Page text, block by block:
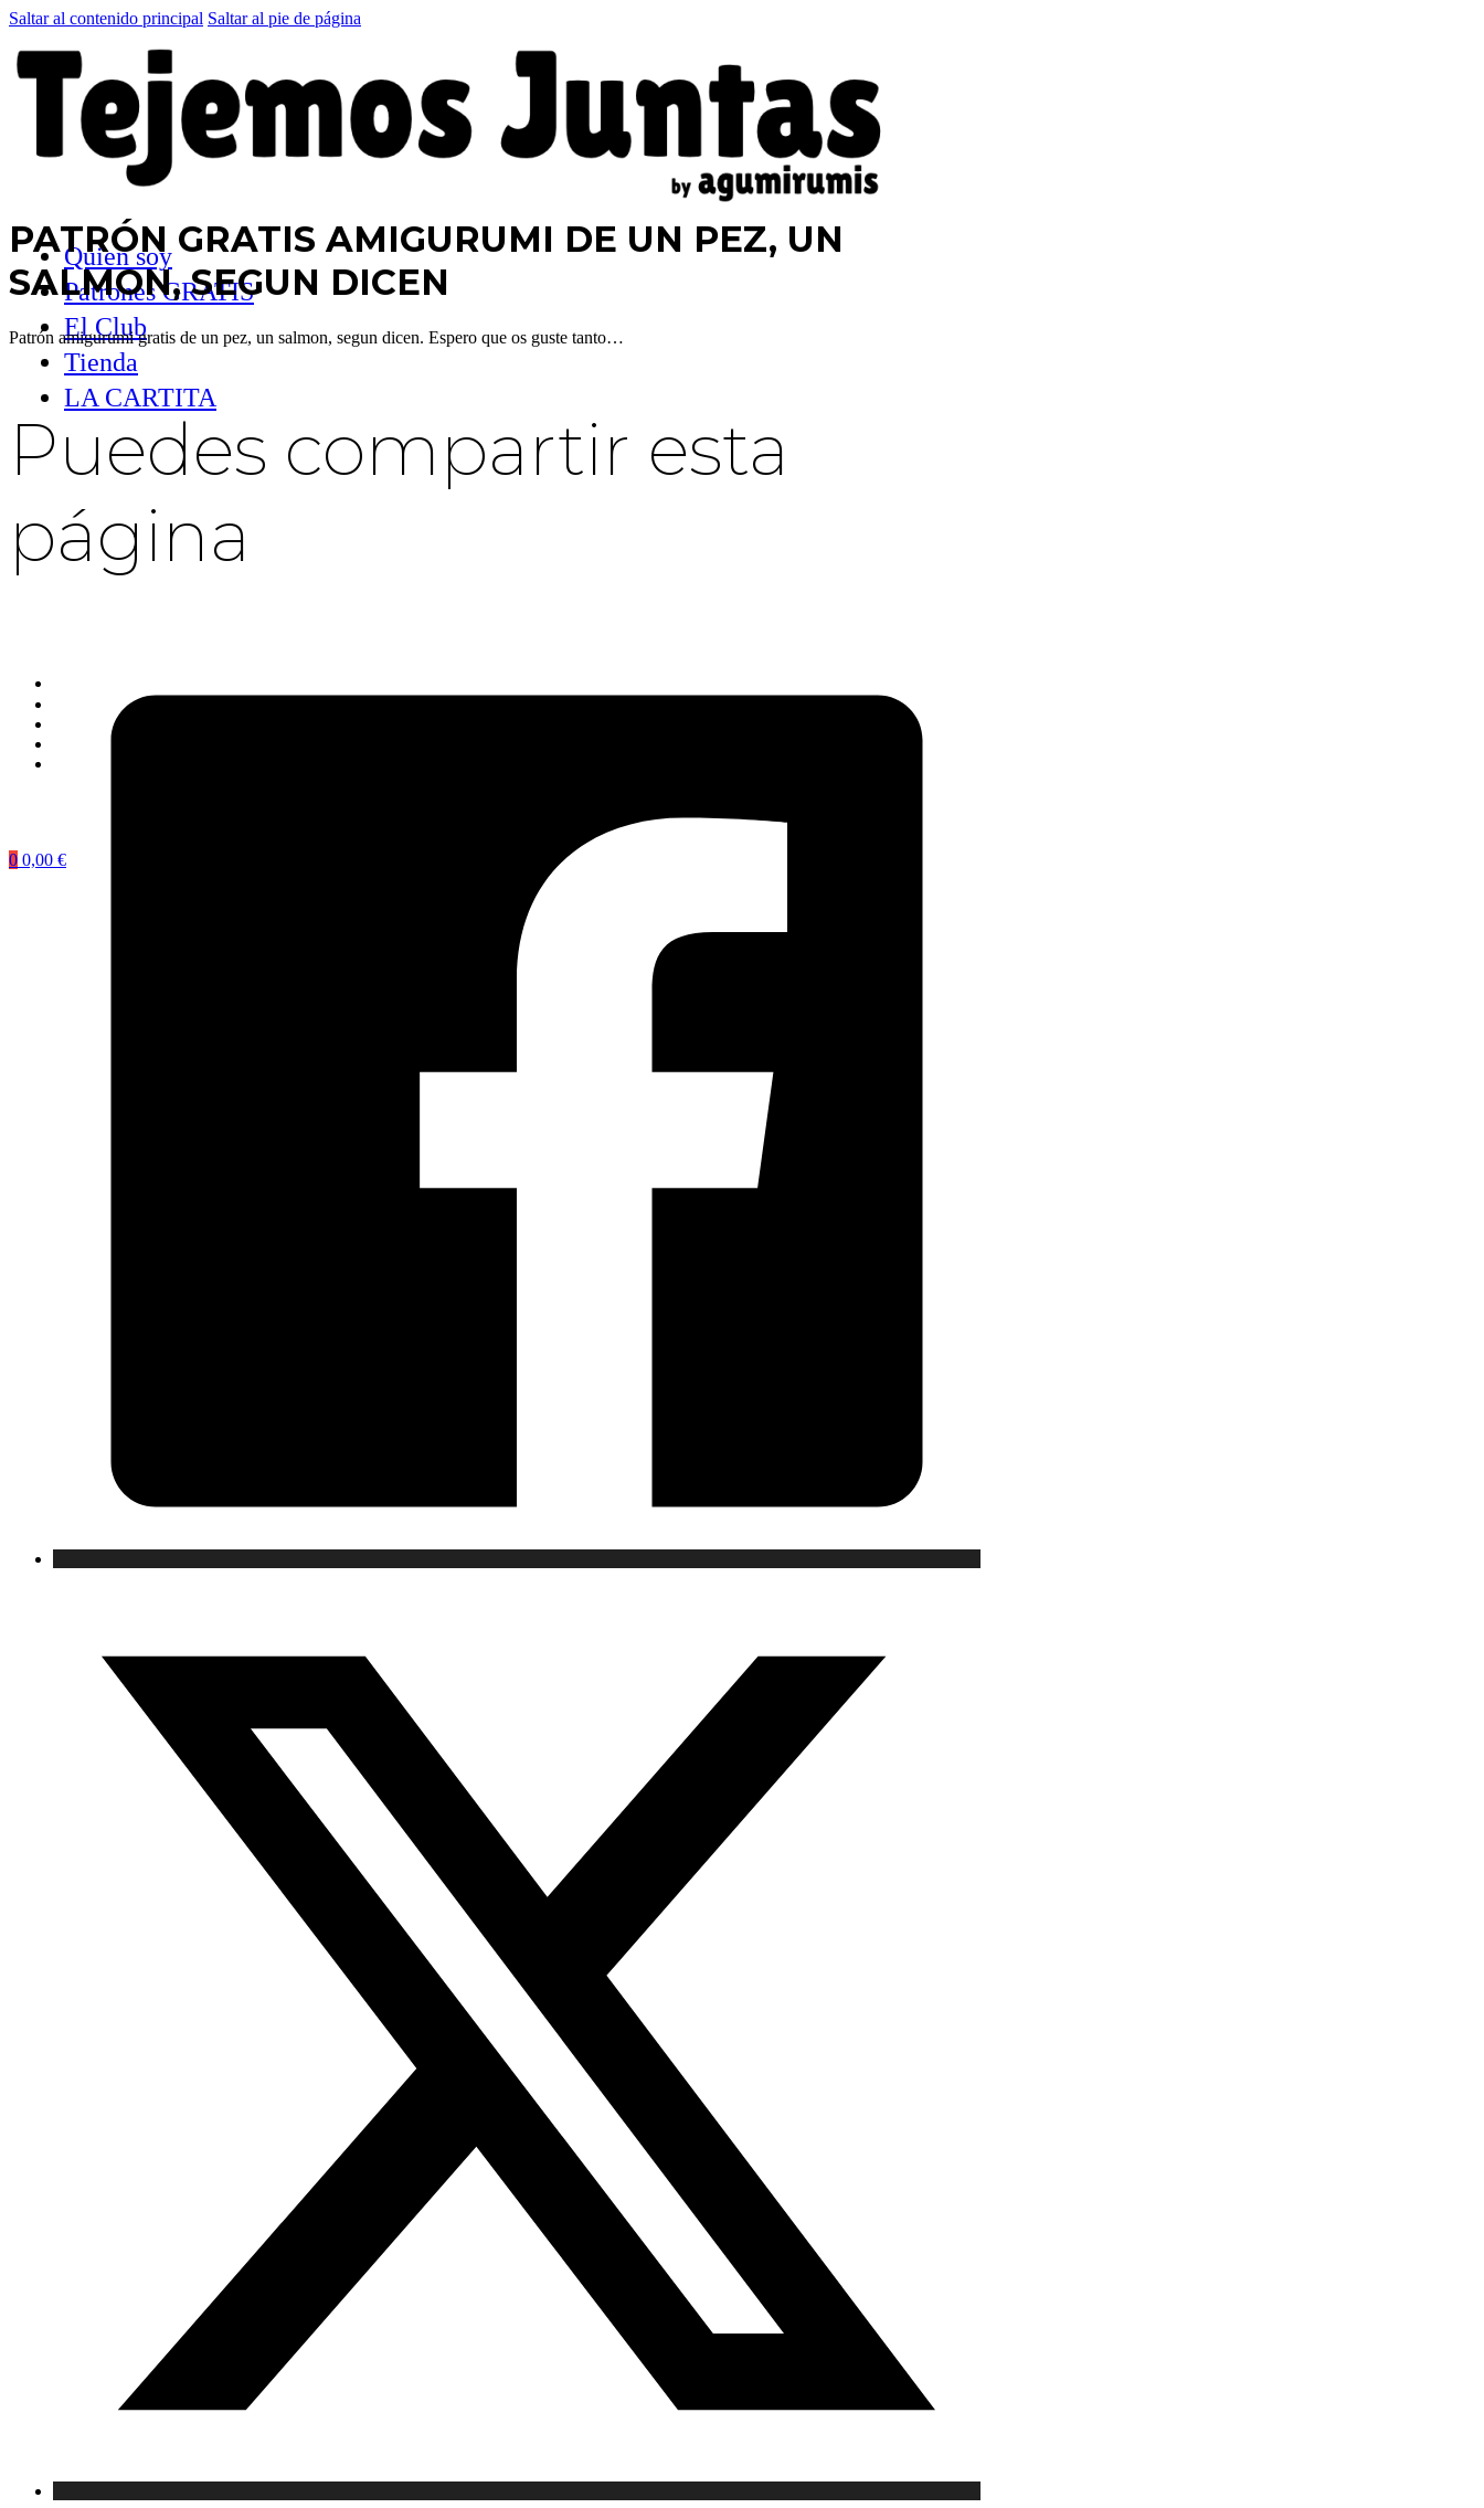
Saltar al contenido principal Saltar al pie de página
Quien soy
Patrones GRATIS
El Club
Tienda
LA CARTITA
0 0,00 €
PATRÓN GRATIS AMIGURUMI DE UN PEZ, UN
SALMON, SEGUN DICEN
Patrón amigurumi gratis de un pez, un salmon, segun dicen. Espero que os guste tanto…
Puedes compartir esta
página